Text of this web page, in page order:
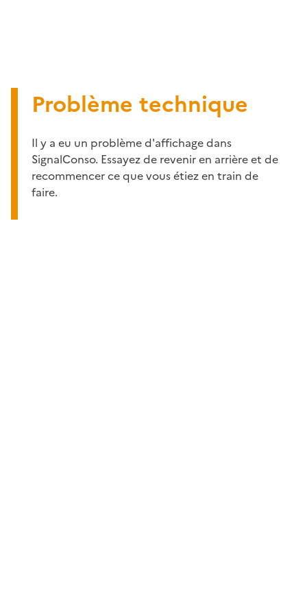
Problème technique
Il y a eu un problème d'affichage dans
SignalConso. Essayez de revenir en arrière et de
recommencer ce que vous étiez en train de
faire.